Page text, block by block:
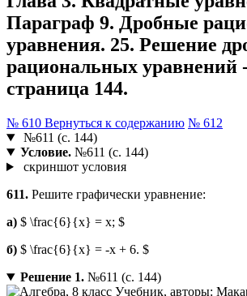
Параграф 9. Дробные
уравнения. 25. Решение
рациональных уравнений
страница 144.
№ 610 Вернуться к содержанию № 612
№611 (с. 144)
Условие.№611 (с. 144)
скриншот условия
611. Решите графически уравнение:
a) $ \frac{6}{x} = x; $
б) $ \frac{6}{x} = -x + 6. $
Решение 1.№611 (с. 144)